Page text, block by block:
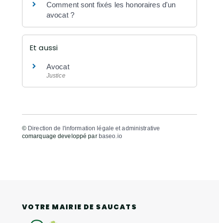
Comment sont fixés les honoraires d'un
avocat ?
Et aussi
Avocat
Justice
© Direction de l'information légale et administrative
comarquage developpé par baseo.io
VOTRE MAIRIE DE SAUCATS